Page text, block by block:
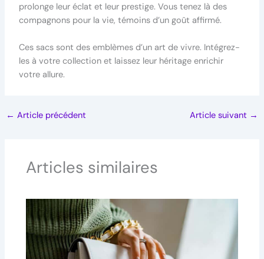
prolonge leur éclat et leur prestige. Vous tenez là des
compagnons pour la vie, témoins d’un goût affirmé.
Ces sacs sont des emblèmes d’un art de vivre. Intégrez-
les à votre collection et laissez leur héritage enrichir
votre allure.
← Article précédent Article suivant →
Articles similaires